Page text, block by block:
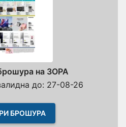
на ЗОРА
до: 27-08-26
БРОШУРА